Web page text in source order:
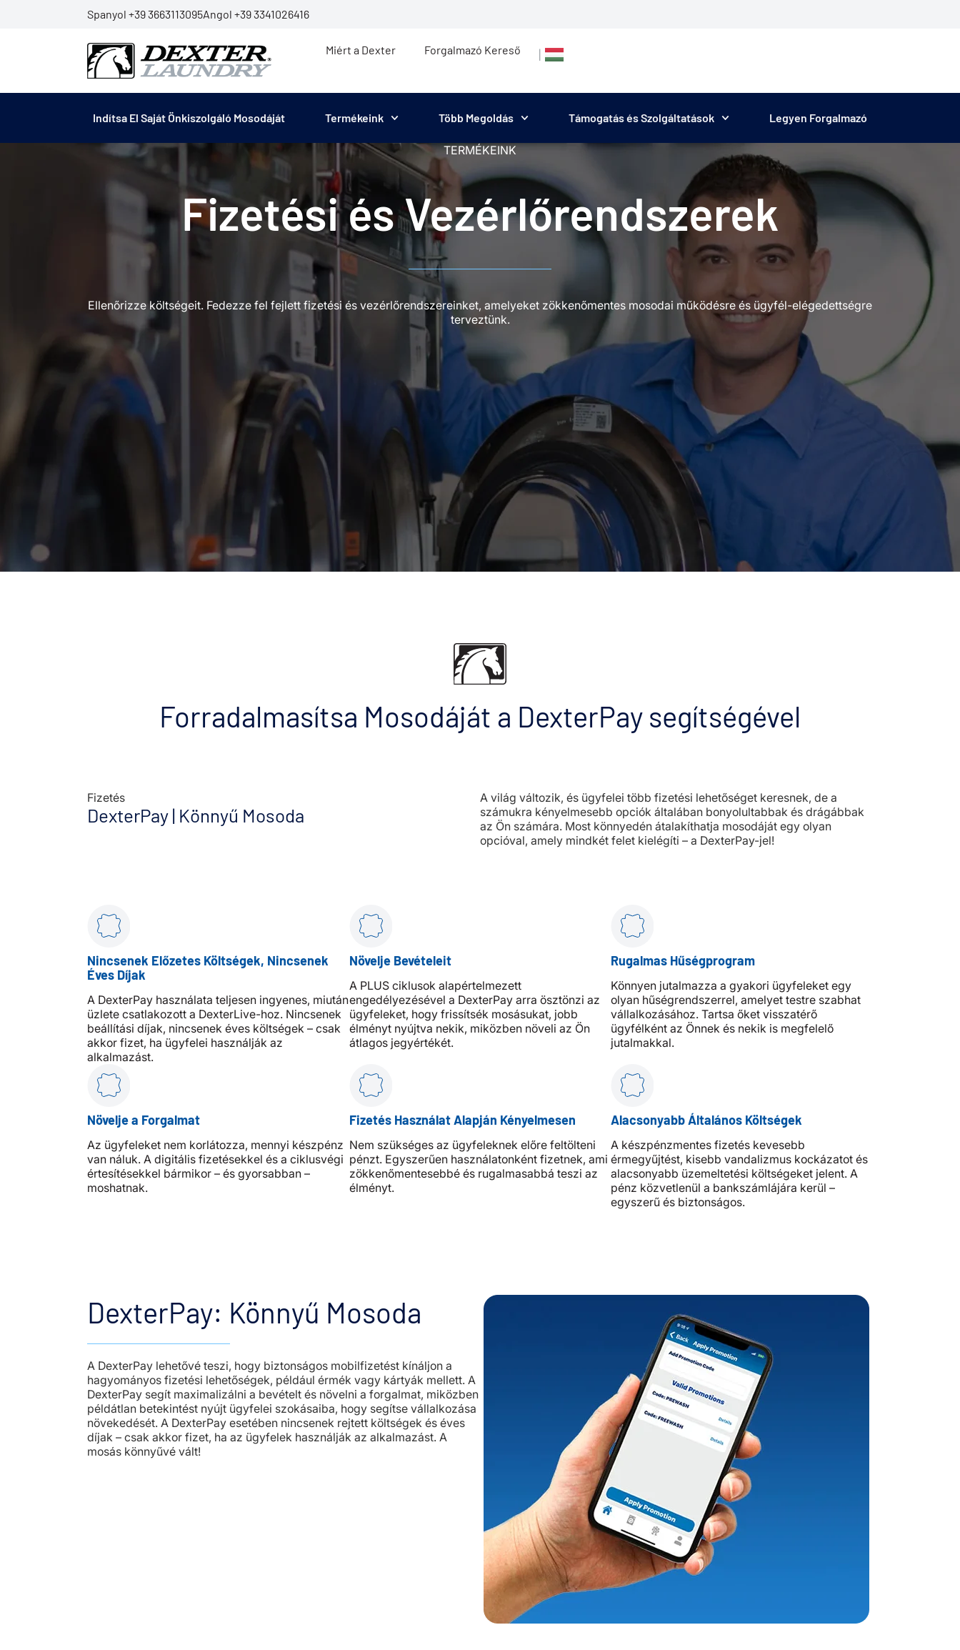
Spanyol +39 3663113095Angol +39 3341026416
Miért a Dexter Forgalmazó Kereső |
Indítsa El Saját Önkiszolgáló Mosodáját Termékeink Több Megoldás Támogatás és Szolgáltatások Legyen Forgalmazó
TERMÉKEINK
Fizetési és Vezérlőrendszerek
Ellenőrizze költségeit. Fedezze fel fejlett fizetési és vezérlőrendszereinket, amelyeket zökkenőmentes mosodai működésre és ügyfél-elégedettségre
terveztünk.
Forradalmasítsa Mosodáját a DexterPay segítségével
Fizetés
DexterPay | Könnyű Mosoda
A világ változik, és ügyfelei több fizetési lehetőséget keresnek, de a
számukra kényelmesebb opciók általában bonyolultabbak és drágábbak
az Ön számára. Most könnyedén átalakíthatja mosodáját egy olyan
opcióval, amely mindkét felet kielégíti – a DexterPay-jel!
Nincsenek Előzetes Költségek, Nincsenek
Éves Díjak
A DexterPay használata teljesen ingyenes, miután
üzlete csatlakozott a DexterLive-hoz. Nincsenek
beállítási díjak, nincsenek éves költségek – csak
akkor fizet, ha ügyfelei használják az
alkalmazást.
Növelje Bevételeit
A PLUS ciklusok alapértelmezett
engedélyezésével a DexterPay arra ösztönzi az
ügyfeleket, hogy frissítsék mosásukat, jobb
élményt nyújtva nekik, miközben növeli az Ön
átlagos jegyértékét.
Rugalmas Hűségprogram
Könnyen jutalmazza a gyakori ügyfeleket egy
olyan hűségrendszerrel, amelyet testre szabhat
vállalkozásához. Tartsa őket visszatérő
ügyfélként az Önnek és nekik is megfelelő
jutalmakkal.
Növelje a Forgalmat
Az ügyfeleket nem korlátozza, mennyi készpénz
van náluk. A digitális fizetésekkel és a ciklusvégi
értesítésekkel bármikor – és gyorsabban –
moshatnak.
Fizetés Használat Alapján Kényelmesen
Nem szükséges az ügyfeleknek előre feltölteni
pénzt. Egyszerűen használatonként fizetnek, ami
zökkenőmentesebbé és rugalmasabbá teszi az
élményt.
Alacsonyabb Általános Költségek
A készpénzmentes fizetés kevesebb
érmegyűjtést, kisebb vandalizmus kockázatot és
alacsonyabb üzemeltetési költségeket jelent. A
pénz közvetlenül a bankszámlájára kerül –
egyszerű és biztonságos.
DexterPay: Könnyű Mosoda
A DexterPay lehetővé teszi, hogy biztonságos mobilfizetést kínáljon a
hagyományos fizetési lehetőségek, például érmék vagy kártyák mellett. A
DexterPay segít maximalizálni a bevételt és növelni a forgalmat, miközben
példátlan betekintést nyújt ügyfelei szokásaiba, hogy segítse vállalkozása
növekedését. A DexterPay esetében nincsenek rejtett költségek és éves
díjak – csak akkor fizet, ha az ügyfelek használják az alkalmazást. A
mosás könnyűvé vált!